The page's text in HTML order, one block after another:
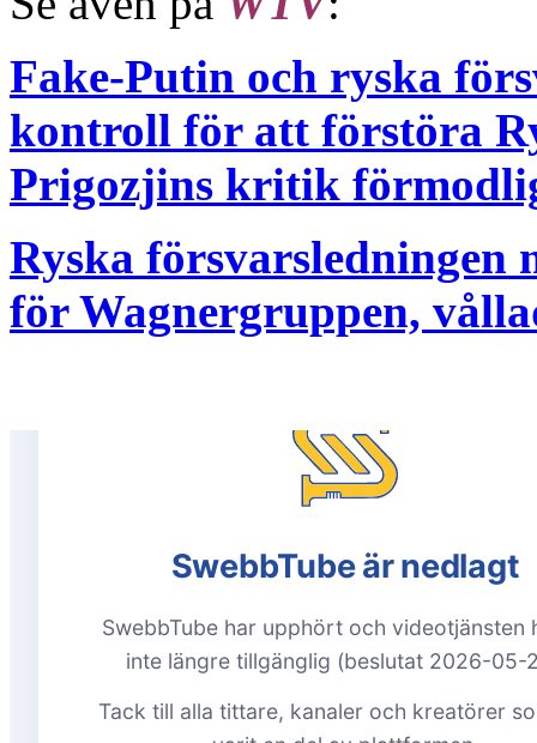
Fake-Putin och ryska
kontroll för att förstöra
Prigozjins kritik
Ryska försvarsledningen
för Wagnergruppen,